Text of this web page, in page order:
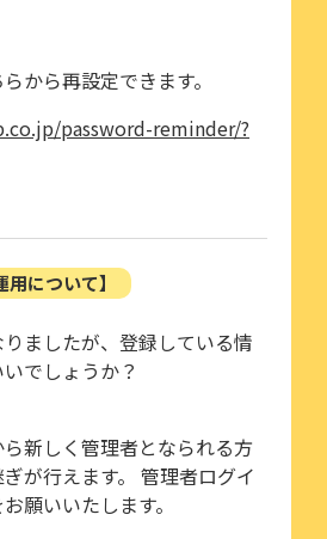
から再設定できます。
password-reminder/?
用について】
ましたが、登録している情
でしょうか？
新しく管理者となられる方
が行えます。 管理者ログイ
願いいたします。